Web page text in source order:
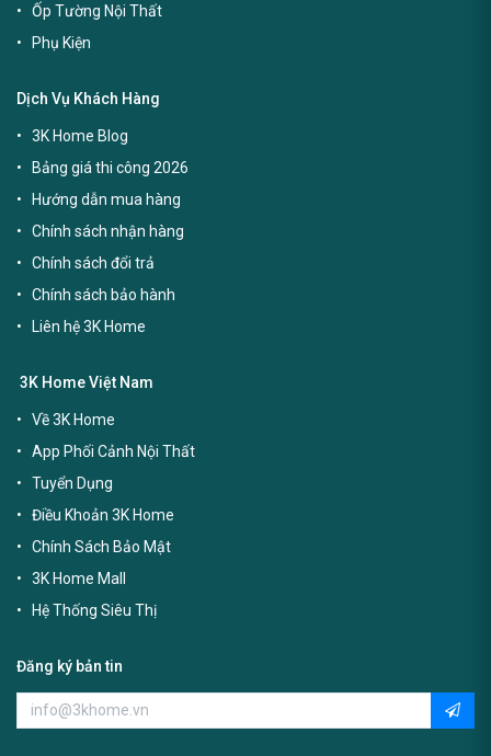
Ốp Tường Nội Thất
Phụ Kiện
Dịch Vụ Khách Hàng
3K Home Blog
Bảng giá thi công 2026
Hướng dẫn mua hàng
Chính sách nhận hàng
Chính sách đổi trả
Chính sách bảo hành
Liên hệ 3K Home
3K Home Việt Nam
Về 3K Home
App Phối Cảnh Nội Thất
Tuyển Dụng
Điều Khoản 3K Home
Chính Sách Bảo Mật
3K Home Mall
Hệ Thống Siêu Thị
Đăng ký bản tin